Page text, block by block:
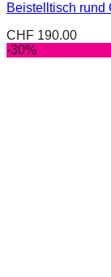
Beistelltisch rund
CHF 190.00
-30%